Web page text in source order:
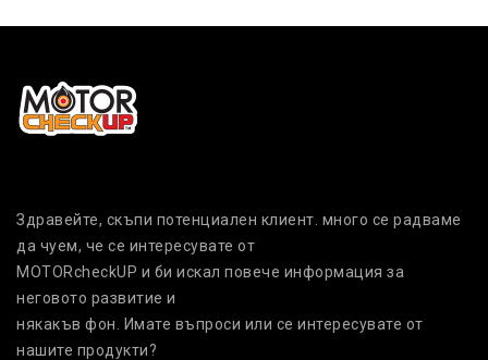
Здравейте, скъпи потенциален клиент. много се радваме
да чуем, че се интересувате от
MOTORcheckUP и би искал повече информация за
неговото развитие и
някакъв фон. Имате въпроси или се интересувате от
нашите продукти?